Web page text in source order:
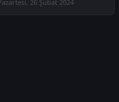
26 Şubat 2024